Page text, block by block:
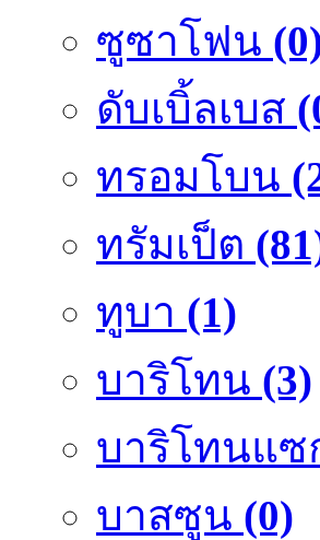
ซูซาโฟน
ดับเบิ้ลเบส
ทรอมโบน
ทรัมเป็ต
ทูบา (1)
บาริโทน (3)
บาริโทนแ
บาสซูน (0)